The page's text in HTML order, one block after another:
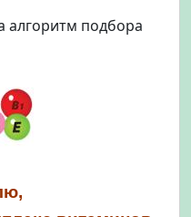
алгоритм подбора